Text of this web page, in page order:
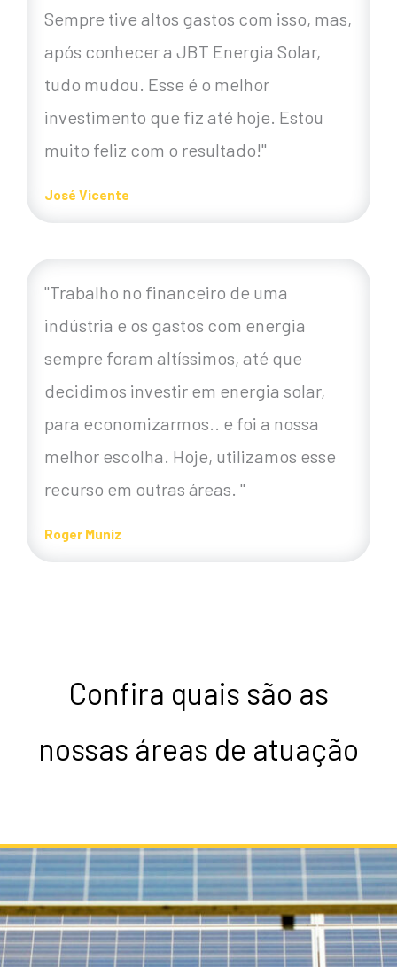
Sempre tive altos gastos com isso, mas,
após conhecer a JBT Energia Solar,
tudo mudou. Esse é o melhor
investimento que fiz até hoje. Estou
muito feliz com o resultado!"
José Vicente
"Trabalho no financeiro de uma
indústria e os gastos com energia
sempre foram altíssimos, até que
decidimos investir em energia solar,
para economizarmos.. e foi a nossa
melhor escolha. Hoje, utilizamos esse
recurso em outras áreas. "
Roger Muniz
Confira quais são as
nossas áreas de atuação